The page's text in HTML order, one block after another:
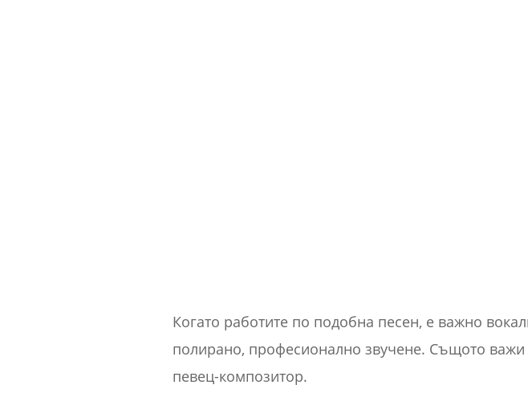
Когато работите по подобна песен, е важно
полирано, професионално звучене. Същото
певец-композитор.